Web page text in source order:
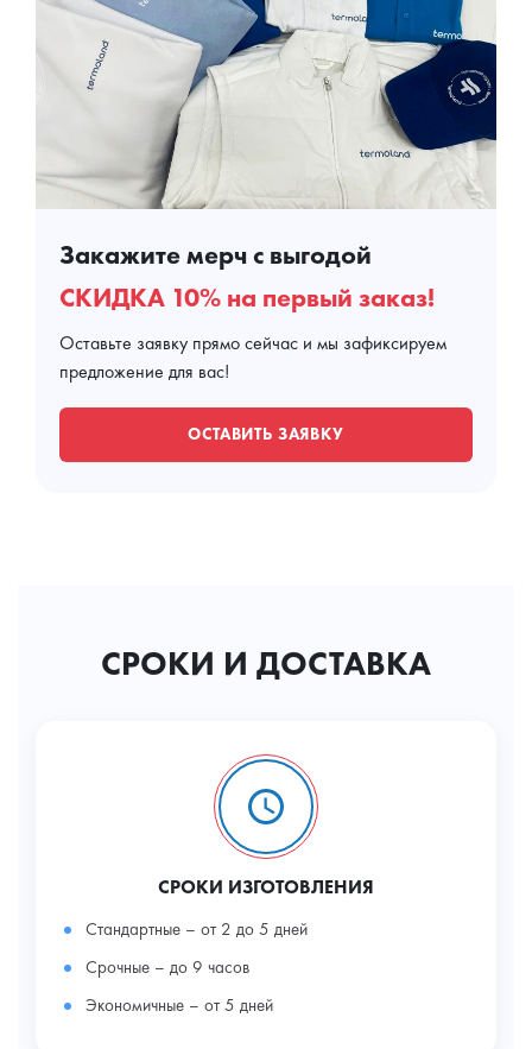
Закажите мерч с выгодой
СКИДКА 10% на первый заказ!
Оставьте заявку прямо сейчас и мы зафиксируем
предложение для вас!
ОСТАВИТЬ ЗАЯВКУ
СРОКИ И ДОСТАВКА
СРОКИ ИЗГОТОВЛЕНИЯ
Стандартные – от 2 до 5 дней
Срочные – до 9 часов
Экономичные – от 5 дней